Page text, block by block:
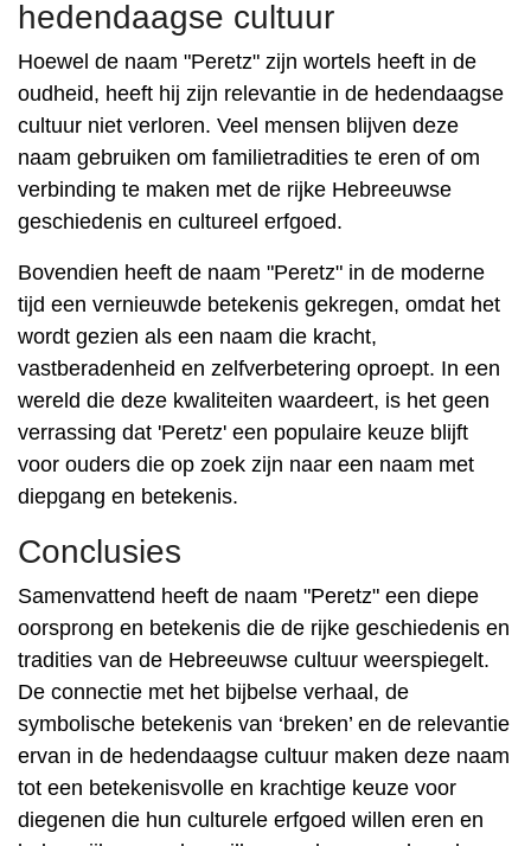
hedendaagse cultuur
Hoewel de naam "Peretz" zijn wortels heeft in de
oudheid, heeft hij zijn relevantie in de hedendaagse
cultuur niet verloren. Veel mensen blijven deze
naam gebruiken om familietradities te eren of om
verbinding te maken met de rijke Hebreeuwse
geschiedenis en cultureel erfgoed.
Bovendien heeft de naam "Peretz" in de moderne
tijd een vernieuwde betekenis gekregen, omdat het
wordt gezien als een naam die kracht,
vastberadenheid en zelfverbetering oproept. In een
wereld die deze kwaliteiten waardeert, is het geen
verrassing dat 'Peretz' een populaire keuze blijft
voor ouders die op zoek zijn naar een naam met
diepgang en betekenis.
Conclusies
Samenvattend heeft de naam "Peretz" een diepe
oorsprong en betekenis die de rijke geschiedenis en
tradities van de Hebreeuwse cultuur weerspiegelt.
De connectie met het bijbelse verhaal, de
symbolische betekenis van ‘breken’ en de relevantie
ervan in de hedendaagse cultuur maken deze naam
tot een betekenisvolle en krachtige keuze voor
diegenen die hun culturele erfgoed willen eren en